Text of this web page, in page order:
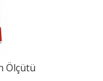
Ölçütü